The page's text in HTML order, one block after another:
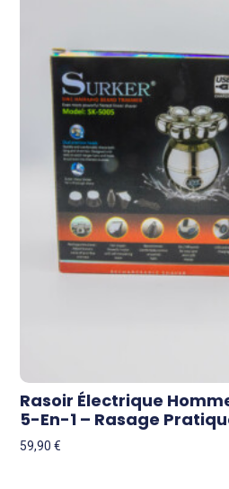
Rasoir Électrique
5-En-1 – Rasage
59,90€